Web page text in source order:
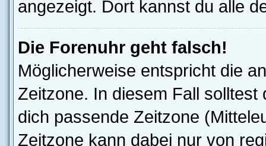
angezeigt. Dort kannst du alle
Die Forenuhr geht falsch!
Möglicherweise entspricht die
Zeitzone. In diesem Fall solltest
dich passende Zeitzone
Zeitzone kann dabei nur von